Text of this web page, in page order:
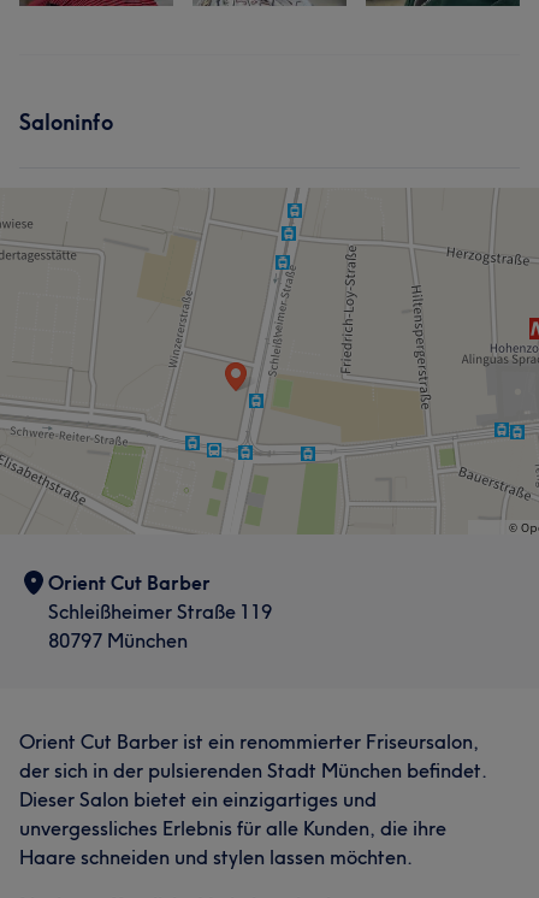
Saloninfo
Orient Cut Barber
Schleißheimer Straße 119
80797 München
Orient Cut Barber ist ein renommierter Friseursalon,
der sich in der pulsierenden Stadt München befindet.
Dieser Salon bietet ein einzigartiges und
unvergessliches Erlebnis für alle Kunden, die ihre
Haare schneiden und stylen lassen möchten.